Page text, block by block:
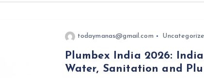
todaymanas@gmail.com
Plumbex India 2026:
Water, Sanitation and